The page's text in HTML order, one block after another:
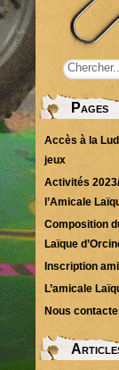
Pages
Accès à la
jeux
Activités
l’Amicale
Composition
Laïque
Inscription
L’amicale
Nous